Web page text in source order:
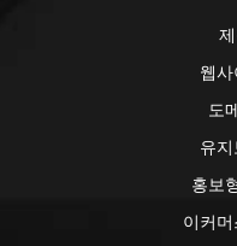
웹
도
유
홍보
이커